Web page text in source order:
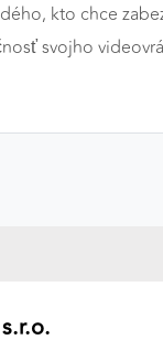
kto chce
svojho